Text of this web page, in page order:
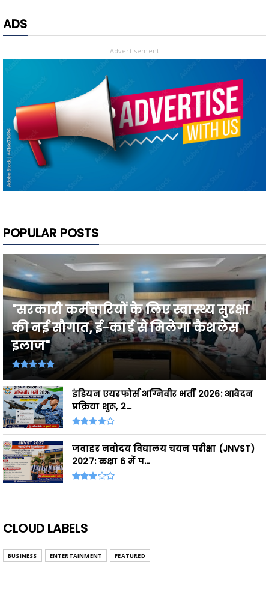
ADS
- Advertisement -
POPULAR POSTS
"सरकारी कर्मचारियों के लिए स्वास्थ्य सुरक्षा
की नई सौगात, ई-कार्ड से मिलेगा कैशलेस
इलाज"
इंडियन एयरफोर्स अग्निवीर भर्ती 2026: आवेदन
प्रक्रिया शुरू, 2...
जवाहर नवोदय विद्यालय चयन परीक्षा (JNVST)
2027: कक्षा 6 में प...
CLOUD LABELS
BUSINESS ENTERTAINMENT FEATURED